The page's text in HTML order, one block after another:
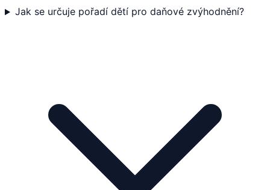
Jak se určuje pořadí dětí pro daňové zvýhodnění?